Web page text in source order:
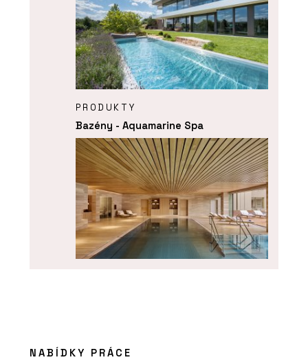
PRODUKTY
Bazény - Aquamarine Spa
NABÍDKY PRÁCE